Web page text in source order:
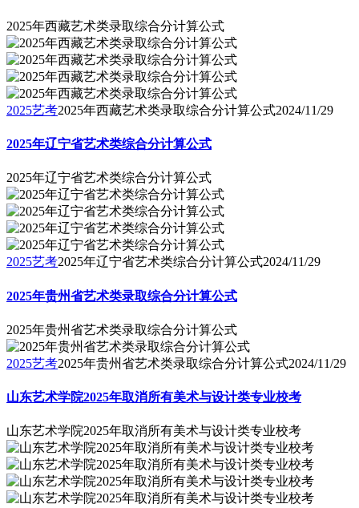
2025年西藏艺术类录取综合分计算公式
2025艺考2025年西藏艺术类录取综合分计算公式2024/11/29
2025年辽宁省艺术类综合分计算公式
2025年辽宁省艺术类综合分计算公式
2025艺考2025年辽宁省艺术类综合分计算公式2024/11/29
2025年贵州省艺术类录取综合分计算公式
2025年贵州省艺术类录取综合分计算公式
2025艺考2025年贵州省艺术类录取综合分计算公式2024/11/29
山东艺术学院2025年取消所有美术与设计类专业校考
山东艺术学院2025年取消所有美术与设计类专业校考